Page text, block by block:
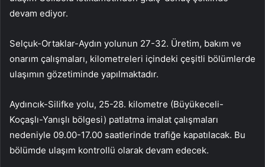
devam ediyor.
Selçuk-Ortaklar-Aydın yolunun 27-32. Üretim, bakım ve
onarım çalışmaları, kilometreleri içindeki çeşitli bölümlerde
ulaşımın gözetiminde yapılmaktadır.
Aydıncık-Silifke yolu, 25-28. kilometre (Büyükeceli-
Koçaşlı-Yanışlı bölgesi) patlatma imalat çalışmaları
nedeniyle 09.00-17.00 saatlerinde trafiğe kapatılacak. Bu
bölümde ulaşım kontrollü olarak devam edecek.